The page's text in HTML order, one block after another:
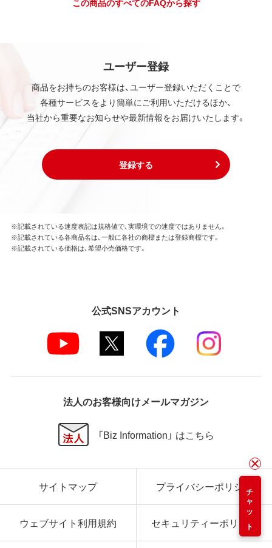
この商品のすべてのFAQから探す
ユーザー登録
商品をお持ちのお客様は、ユーザー登録いただくことで
各種サービスをより簡単にご利用いただけるほか、
当社から重要なお知らせや最新情報をお届けいたします。
登録する
チャット
※記載されている速度表記は規格値で、実環境での速度ではありません。
※記載されている各商品名は、一般に各社の商標または登録商標です。
※記載されている価格は、希望小売価格です。
公式SNSアカウント
法人のお客様向けメールマガジン
「Biz Information」 はこちら
サイトマップ プライバシーポリシー
ウェブサイト利用規約 セキュリティーポリシー